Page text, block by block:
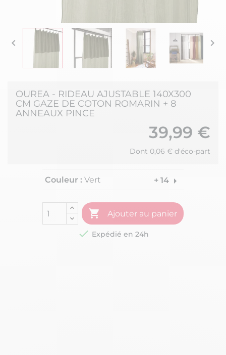
 
OUREA - RIDEAU AJUSTABLE 140X300
CM GAZE DE COTON ROMARIN + 8
ANNEAUX PINCE
39,99 €
Dont 0,06 € d'éco-part
Couleur : Vert + 14 arrow_right
 Ajouter au panier
 Expédié en 24h